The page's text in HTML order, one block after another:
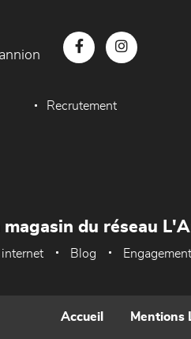
Recrutement
magasin du réseau
internet Blog
Accueil Mentions